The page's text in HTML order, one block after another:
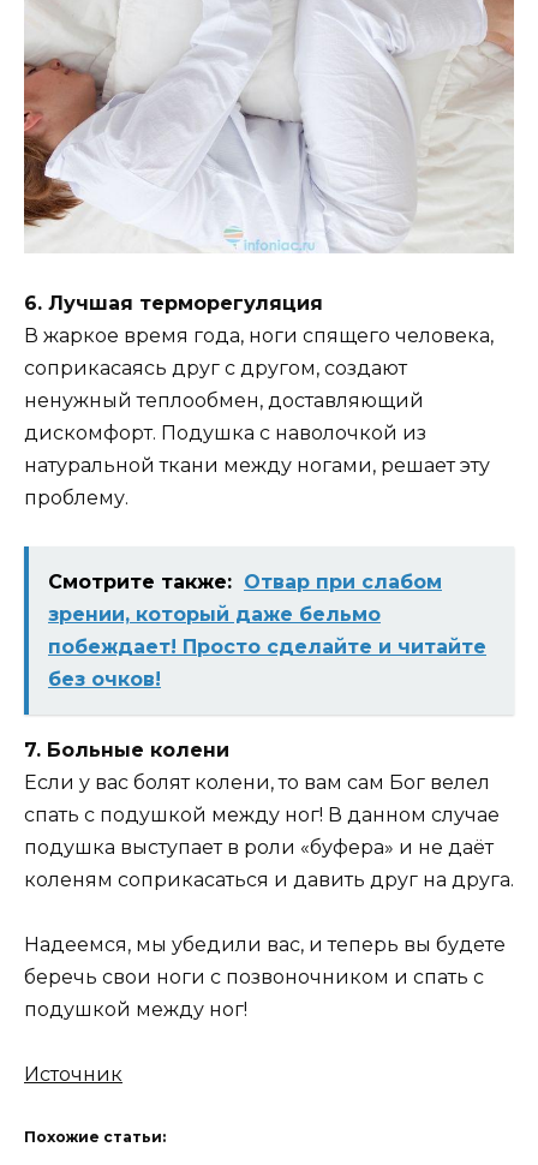
6. Лучшая терморегуляция
В жаркое время года, ноги спящего человека,
соприкасаясь друг с другом, создают
ненужный теплообмен, доставляющий
дискомфорт. Подушка с наволочкой из
натуральной ткани между ногами, решает эту
проблему.
Смотрите также: Отвар при слабом
зрении, который даже бельмо
побеждает! Просто сделайте и читайте
без очков!
7. Больные колени
Если у вас болят колени, то вам сам Бог велел
спать с подушкой между ног! В данном случае
подушка выступает в роли «буфера» и не даёт
коленям соприкасаться и давить друг на друга.
Надеемся, мы убедили вас, и теперь вы будете
беречь свои ноги с позвоночником и спать с
подушкой между ног!
Источник
Похожие статьи: